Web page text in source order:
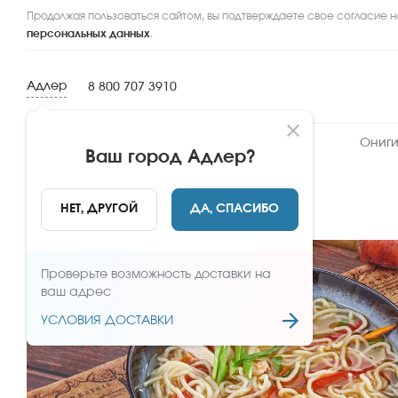
Продолжая пользоваться сайтом, вы подтверждаете свое согласие
персональных данных.
Адлер
Ваш город Адлер?
НЕТ, ДРУГОЙ ДА, СПАСИБО
Проверьте возможность доставки на
ваш адрес
УСЛОВИЯ ДОСТАВКИ
8 800 707 3910
НАЗАД